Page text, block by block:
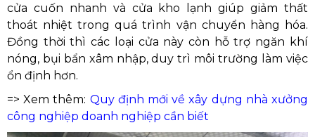
cửa cuốn nhanh và cửa kho lạnh giúp giảm thất
thoát nhiệt trong quá trình vận chuyển hàng hóa.
Đồng thời thì các loại cửa này còn hỗ trợ ngăn khí
nóng, bụi bẩn xâm nhập, duy trì môi trường làm việc
ổn định hơn.
=> Xem thêm: Quy định mới về xây dựng nhà xưởng
công nghiệp doanh nghiệp cần biết